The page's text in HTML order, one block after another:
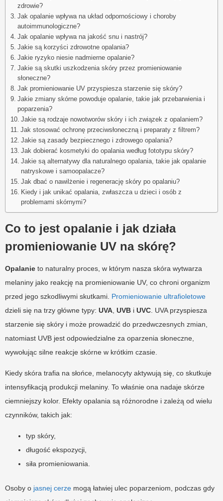
zdrowie?
Jak opalanie wpływa na układ odpornościowy i choroby
autoimmunologiczne?
Jak opalanie wpływa na jakość snu i nastrój?
Jakie są korzyści zdrowotne opalania?
Jakie ryzyko niesie nadmierne opalanie?
Jakie są skutki uszkodzenia skóry przez promieniowanie
słoneczne?
Jak promieniowanie UV przyspiesza starzenie się skóry?
Jakie zmiany skórne powoduje opalanie, takie jak przebarwienia i
poparzenia?
Jakie są rodzaje nowotworów skóry i ich związek z opalaniem?
Jak stosować ochronę przeciwsłoneczną i preparaty z filtrem?
Jakie są zasady bezpiecznego i zdrowego opalania?
Jak dobierać kosmetyki do opalania według fototypu skóry?
Jakie są alternatywy dla naturalnego opalania, takie jak opalanie
natryskowe i samoopalacze?
Jak dbać o nawilżenie i regenerację skóry po opalaniu?
Kiedy i jak unikać opalania, zwłaszcza u dzieci i osób z
problemami skórnymi?
Co to jest opalanie i jak działa
promieniowanie UV na skórę?
Opalanie to naturalny proces, w którym nasza skóra wytwarza
melaniny jako reakcję na promieniowanie UV, co chroni organizm
przed jego szkodliwymi skutkami. Promieniowanie ultrafioletowe
dzieli się na trzy główne typy: UVA UVB i UVC . UVA przyspiesza
starzenie się skóry i może prowadzić do przedwczesnych zmian,
natomiast UVB jest odpowiedzialne za oparzenia słoneczne,
wywołując silne reakcje skórne w krótkim czasie.
Kiedy skóra trafia na słońce, melanocyty aktywują się, co skutkuje
intensyfikacją produkcji melaniny. To właśnie ona nadaje skórze
ciemniejszy kolor. Efekty opalania są różnorodne i zależą od wielu
czynników, takich jak:
typ skóry,
długość ekspozycji,
siła promieniowania.
Osoby o jasnej cerze mogą łatwiej ulec poparzeniom, podczas gdy